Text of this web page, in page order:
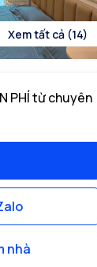
Xem tất cả (14)
PHÍ từ chuyên
nhà